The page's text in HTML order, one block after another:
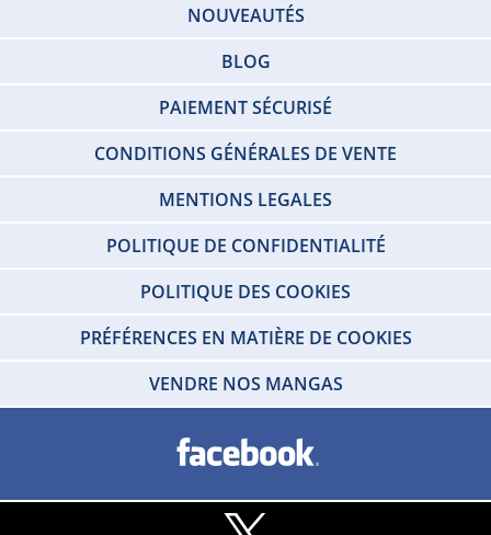
NOUVEAUTÉS
BLOG
PAIEMENT SÉCURISÉ
CONDITIONS GÉNÉRALES DE VENTE
MENTIONS LEGALES
POLITIQUE DE CONFIDENTIALITÉ
POLITIQUE DES COOKIES
PRÉFÉRENCES EN MATIÈRE DE COOKIES
VENDRE NOS MANGAS